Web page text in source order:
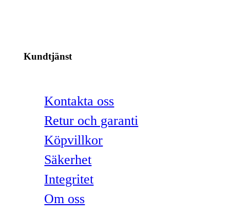
Kundtjänst
Kontakta oss
Retur och garanti
Köpvillkor
Säkerhet
Integritet
Om oss